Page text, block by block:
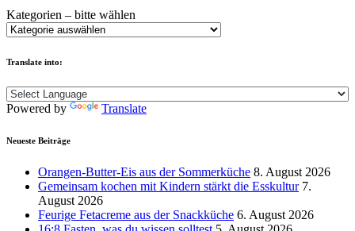
Kategorien – bitte wählen
Translate into:
Powered by Translate
Neueste Beiträge
Orangen-Butter-Eis aus der Sommerküche 8. August 2026
Gemeinsam kochen mit Kindern stärkt die Esskultur 7.
August 2026
Feurige Fetacreme aus der Snackküche 6. August 2026